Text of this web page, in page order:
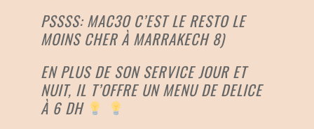
PSSSS: MAC3O C’EST LE RESTO LE
MOINS CHER À MARRAKECH 8)
EN PLUS DE SON SERVICE JOUR ET
NUIT, IL T’OFFRE UN MENU DE DELICE
À 6 DH